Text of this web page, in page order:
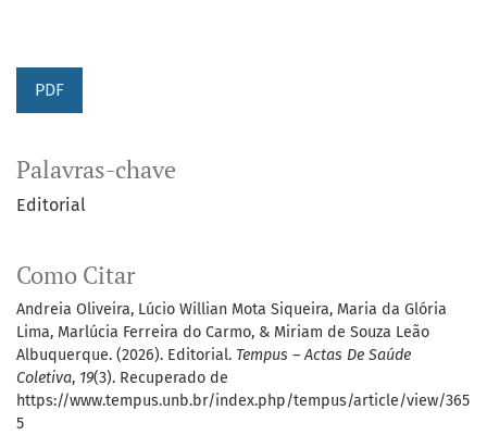
PDF
Palavras-chave
Editorial
Como Citar
Andreia Oliveira, Lúcio Willian Mota Siqueira, Maria da Glória
Lima, Marlúcia Ferreira do Carmo, & Miriam de Souza Leão
Albuquerque. (2026). Editorial. Tempus – Actas De Saúde
Coletiva, 19(3). Recuperado de
https://www.tempus.unb.br/index.php/tempus/article/view/365
5